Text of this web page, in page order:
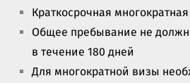
Краткосрочная
Общее пребывание не
в течение 180 дней
Для многократной визы